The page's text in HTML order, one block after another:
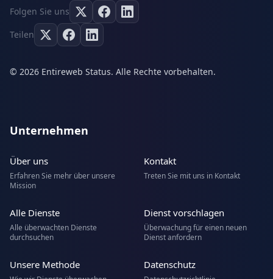
Folgen Sie uns
Teilen
© 2026 Entireweb Status. Alle Rechte vorbehalten.
Unternehmen
Über uns
Erfahren Sie mehr über unsere
Mission
Kontakt
Treten Sie mit uns in Kontakt
Alle Dienste
Alle überwachten Dienste
durchsuchen
Dienst vorschlagen
Überwachung für einen neuen
Dienst anfordern
Unsere Methode Datenschutz